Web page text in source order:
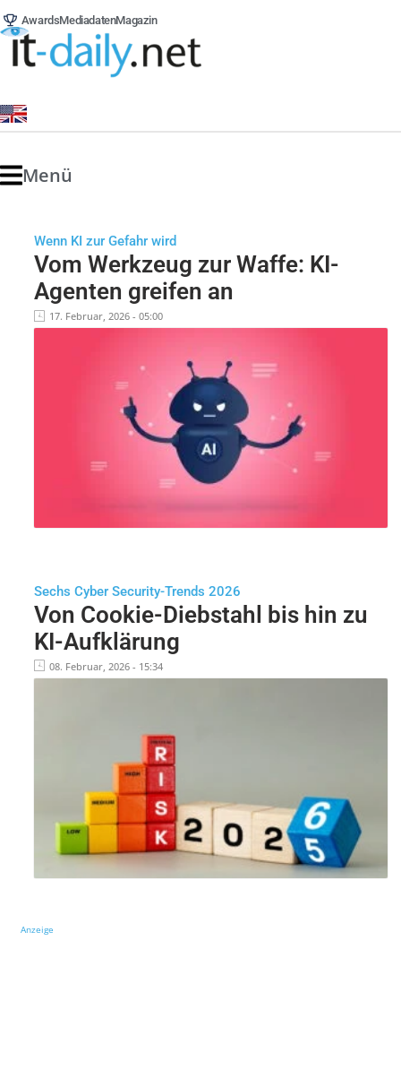
AwardsMediadatenMagazin
Menü
Wenn KI zur Gefahr wird
Vom Werkzeug zur Waffe: KI-
Agenten greifen an
17. Februar, 2026 - 05:00
Sechs Cyber Security-Trends 2026
Von Cookie-Diebstahl bis hin zu
KI-Aufklärung
08. Februar, 2026 - 15:34
Anzeige